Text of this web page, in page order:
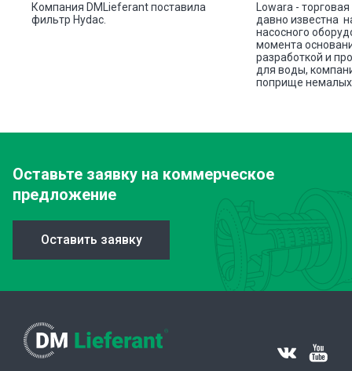
Компания DMLieferant поставила
фильтр Hydac.
Lowara -
давно известна
насосного
момента
разработкой и
для воды,
поприще немалых
Оставьте заявку на коммерческое
предложение
Оставить заявку